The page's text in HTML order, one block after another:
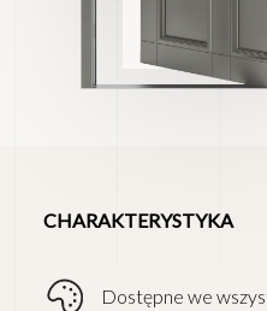
CHARAKTERYSTYKA
Dostępne we